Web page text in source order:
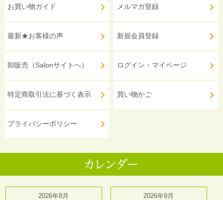
お買い物ガイド
最新★お客様の声
卸販売（Salonサイトへ）
特定商取引法に基づく表示
プライバシーポリシー
メルマガ登録
新規会員登録
ログイン・マイページ
買い物かご
2026年8月
2026年9月